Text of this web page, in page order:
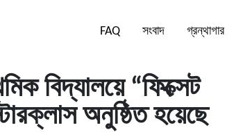
FAQ সংবাদ গ্রন্থাগার
বিদ্যালয়ে “ফিক্সেট
অনুষ্ঠিত হয়েছে